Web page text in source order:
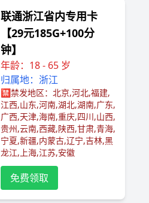
联通浙江省内专用卡
【29元185G+100分
钟】
年龄：18 - 65 岁
归属地：浙江
🈲️禁发地区：北京,河北,福建,
江西,山东,河南,湖北,湖南,广东,
广西,天津,海南,重庆,四川,山西,
贵州,云南,西藏,陕西,甘肃,青海,
宁夏,新疆,内蒙古,辽宁,吉林,黑
龙江,上海,江苏,安徽
免费领取